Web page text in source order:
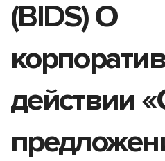
(BIDS) О
действии